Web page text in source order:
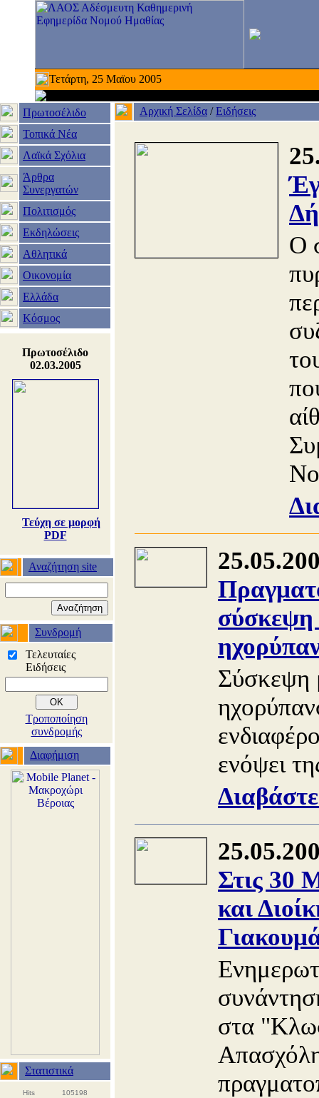
Τετάρτη, 25 Μαϊου 2005
Πρωτοσέλιδο
Τοπικά Νέα
Λαϊκά Σχόλια
Άρθρα
Συνεργατών
Πολιτισμός
Εκδηλώσεις
Αθλητικά
Οικονομία
Ελλάδα
Κόσμος
Πρωτοσέλιδο
02.03.2005
Τεύχη σε μορφή
PDF
Αναζήτηση site
Συνδρομή
Τελευταίες
Ειδήσεις
Τροποποίηση
συνδρομής
Διαφήμιση
Στατιστικά
Hits
105198
Αρχική Σελίδα /Ειδήσεις
Ο
σύσκεψη
Σύσκεψη
ενόψει
Στις 30
και
στα